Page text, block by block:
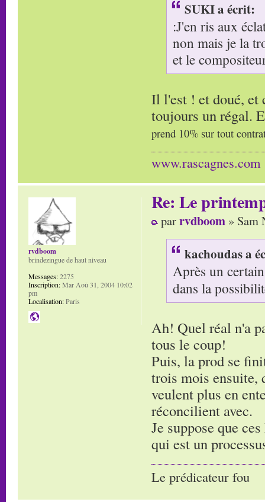
SUKI a écrit:
:J'en ris aux
non mais je la
et le
Il l'est ! et doué, et
toujours un régal.
prend 10% sur tout
www.rascagnes.com
Re: Le
parrvdboom » Sam
kachoudas a
Après un
dans la
Ah! Quel réal n'a
tous le coup!
Puis, la prod se
trois mois ensuite,
veulent plus en
réconcilient avec.
Je suppose que
qui est un
Le prédicateur fou
rvdboom
brindezingue de haut niveau
Messages:2275
Inscription:Mar Aoû 31, 2004 10:02
pm
Localisation:Paris